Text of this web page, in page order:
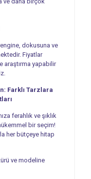
dokusuna ve
Fiyatlar
araştırma yapabilir
Farklı Tarzlara
ferahlık ve şıklık
bir seçim!
her bütçeye hitap
ve modeline